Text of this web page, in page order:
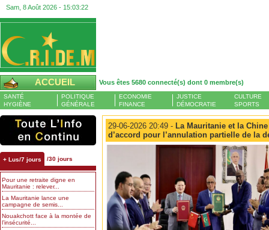
Sam, 8 Août 2026 - 15:03:23
ACCUEIL Vous êtes 5680 connecté(s) dont 0 membre(s)
SANTÉ
HYGIÈNE
POLITIQUE
GÉNÉRALE
ECONOMIE
FINANCE
JUSTICE
DÉMOCRATIE
CULTURE
SPORTS
+ Lus/7 jours /30 jours
Pour une retraite digne en
Mauritanie : relever...
La Mauritanie lance une
campagne de semis...
Nouakchott face à la montée de
l’insécurité...
29-06-2026 20:49 - La Mauritanie et la
d’accord pour l’annulation partielle de la